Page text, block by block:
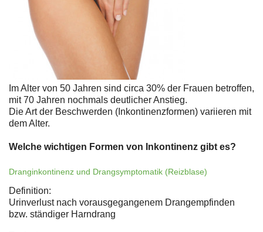
Im Alter von 50 Jahren sind circa 30% der Frauen betroffen,
mit 70 Jahren nochmals deutlicher Anstieg.
Die Art der Beschwerden (Inkontinenzformen) variieren mit
dem Alter.
Welche wichtigen Formen von Inkontinenz gibt es?
Dranginkontinenz und Drangsymptomatik (Reizblase)
Definition:
Urinverlust nach vorausgegangenem Drangempfinden
bzw. ständiger Harndrang